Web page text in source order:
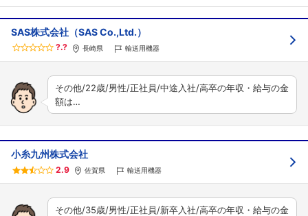
SAS株式会社（SAS Co.,Ltd.）
?.? 長崎県 輸送用機器
その他/22歳/男性/正社員/中途入社/高卒の年収・給与の金
額は…
小糸九州株式会社
2.9 佐賀県 輸送用機器
その他/35歳/男性/正社員/新卒入社/高卒の年収・給与の金